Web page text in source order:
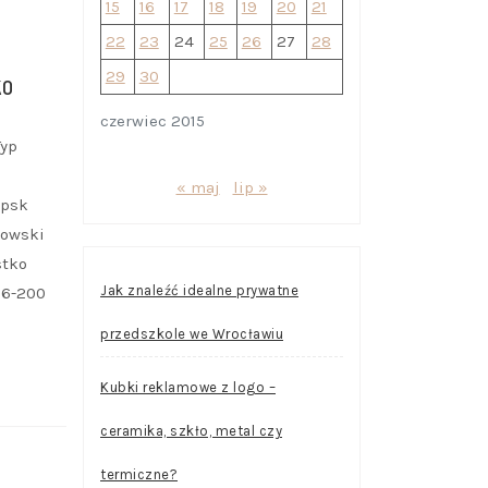
200
czerwiec 2015
15 16 17 18 19 20
21
22
23 24 25 26 27
28
29
30
« maj lip »
Jak znaleźć idealne prywatne
przedszkole we Wrocławiu
Kubki reklamowe z logo –
ceramika, szkło, metal czy
termiczne?